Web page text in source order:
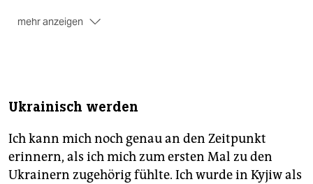
mehr anzeigen
Ukrainisch werden
Ich kann mich noch genau an den Zeitpunkt
erinnern, als ich mich zum ersten Mal zu den
Ukrai­nern zugehörig fühlte. Ich wurde in Kyjiw als